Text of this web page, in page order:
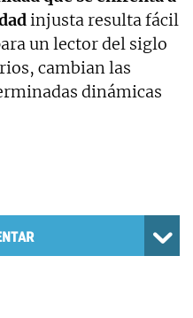
injusta resulta fácil
un lector del siglo
cambian las
dinámicas